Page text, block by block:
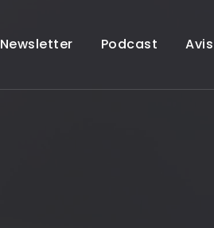
Newsletter Podcast